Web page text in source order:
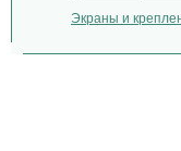
Экраны и